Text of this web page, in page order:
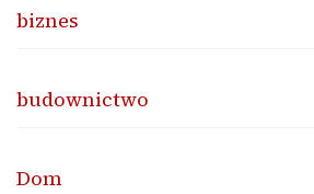
biznes
budownictwo
Dom